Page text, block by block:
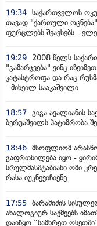
19:34 საქართველოს
თავად "ქართული
ფურცლებს შეავსებს -
19:29
2008 წელს
"გამარჯვება" ვინც
კატასტროფა და რაც
- მიხეილ სააკაშვილი
18:57 გიგა ავალიანის
ბერუაშვილს პატიმრობა
18:46 მსოფლიომ
გაფრთხილება იყო -
სრულმასშტაბიანი ომი
რასა იუკნევიჩიენე
17:55 ბარამიძის
ანალოგიურ საქმეებს
დაიწყო “სამხრეთ